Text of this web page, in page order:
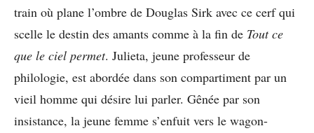
train où plane l’ombre de Douglas Sirk avec ce cerf qui
scelle le destin des amants comme à la fin de Tout ce
que le ciel permet. Julieta, jeune professeur de
philologie, est abordée dans son compartiment par un
vieil homme qui désire lui parler. Gênée par son
insistance, la jeune femme s’enfuit vers le wagon-